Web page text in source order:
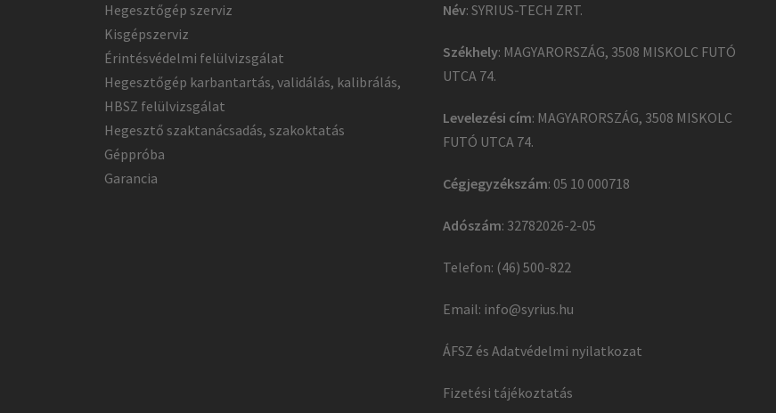
Hegesztőgép szerviz
Kisgépszerviz
Érintésvédelmi felülvizsgálat
Hegesztőgép karbantartás, validálás, kalibrálás,
HBSZ felülvizsgálat
Hegesztő szaktanácsadás, szakoktatás
Géppróba
Garancia
Név: SYRIUS-TECH ZRT.
Székhely: MAGYARORSZÁG, 3508 MISKOLC FUTÓ
UTCA 74.
Levelezési cím: MAGYARORSZÁG, 3508 MISKOLC
FUTÓ UTCA 74.
Cégjegyzékszám: 05 10 000718
Adószám: 32782026-2-05
Telefon: (46) 500-822
Email: info@syrius.hu
ÁFSZ és Adatvédelmi nyilatkozat
Fizetési tájékoztatás